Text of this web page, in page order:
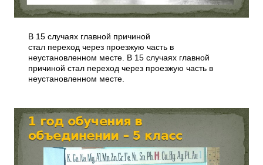
В 15 случаях главной причиной
стал переход через проезжую часть в
неустановленном месте. В 15 случаях главной
причиной стал переход через проезжую часть в
неустановленном месте.